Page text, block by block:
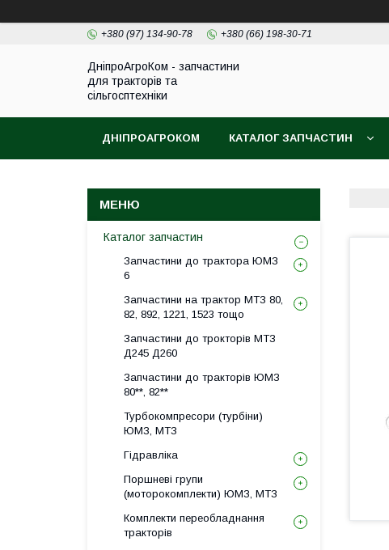
+380 (97) 134-90-78 +380 (66) 198-30-71
ДніпроАгроКом - запчастини
для тракторів та
сільгосптехніки
ДНІПРОАГРОКОМ КАТАЛОГ ЗАПЧАСТИН
Каталог запчастин
Запчастини до трактора ЮМЗ
6
Запчастини на трактор МТЗ 80,
82, 892, 1221, 1523 тощо
Запчастини до трокторів МТЗ
Д245 Д260
Запчастини до тракторів ЮМЗ
80**, 82**
Турбокомпресори (турбіни)
ЮМЗ, МТЗ
Гідравліка
Поршневі групи
(моторокомплекти) ЮМЗ, МТЗ
Комплекти переобладнання
тракторів